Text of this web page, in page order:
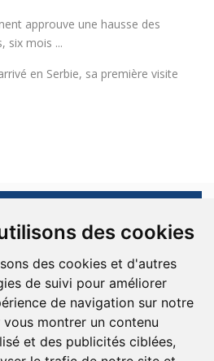
des cookies
des cookies et d'autres
de suivi pour améliorer
de navigation sur notre
vous montrer un contenu
et des publicités ciblées,
approuve une hausse des
six mois ...
en Serbie, sa première visite
les droits sont réservés.